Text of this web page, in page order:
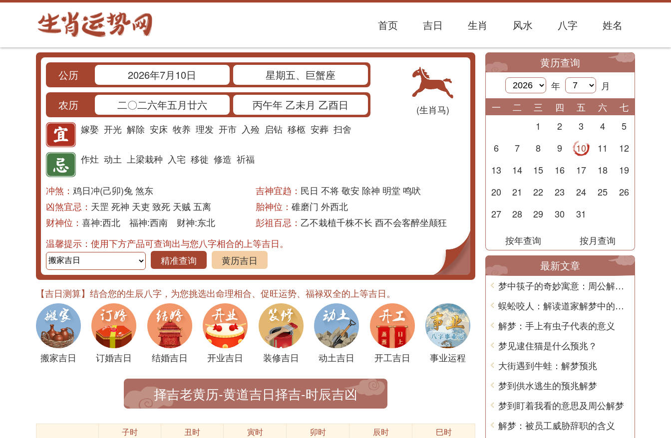
首页 吉日 生肖 风水 八字 姓名
公历 2026年7月10日 星期五、巨蟹座
农历 二〇二六年五月廿六 丙午年 乙未月 乙酉日
(生肖马)
嫁娶 开光 解除 安床 牧养 理发 开市 入殓 启钻 移柩 安葬 扫舍
作灶 动土 上梁栽种 入宅 移徙 修造 祈福
冲煞： 鸡日冲(己卯)兔 煞东 吉神宜趋： 民日 不将 敬安 除神 明堂 鸣吠
凶煞宜忌： 天罡 死神 天吏 致死 天贼 五离 胎神位： 碓磨门 外西北
财神位： 喜神:西北 福神:西南 财神:东北 彭祖百忌： 乙不栽植千株不长 酉不会客醉坐颠狂
温馨提示：使用下方产品可查询出与您八字相合的上等吉日。
精准查询
黄历吉日
【吉日测算】结合您的生辰八字，为您挑选出命理相合、促旺运势、福禄双全的上等吉日。
搬家吉日 订婚吉日 结婚吉日 开业吉日 装修吉日 动土吉日 开工吉日 事业运程
择吉老黄历-黄道吉日择吉-时辰吉凶
子时 丑时 寅时 卯时 辰时
巳时
黄历查询
年
月
一
二 三 四 五 六
七
1
2 3 4
5
6
7 8 9 10 11
12
13
14 15 16 17 18
19
20
21 22 23 24 25
26
27
28 29 30 31
按年查询 按月查询
最新文章
梦中筷子的奇妙寓意：周公解梦告诉你的隐藏信息
蜈蚣咬人：解读道家解梦中的奥秘
解梦：手上有虫子代表的意义
梦见逮住猫是什么预兆？
大街遇到牛蛙：解梦预兆
梦到供水逃生的预兆解梦
梦到盯着我看的意思及周公解梦
解梦：被员工威胁辞职的含义